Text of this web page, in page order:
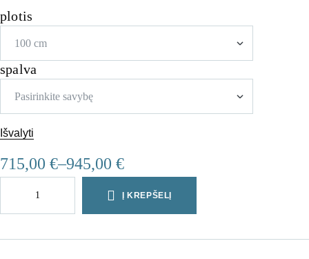
plotis
spalva
Išvalyti
715,00 €–945,00 €
Į KREPŠELĮ